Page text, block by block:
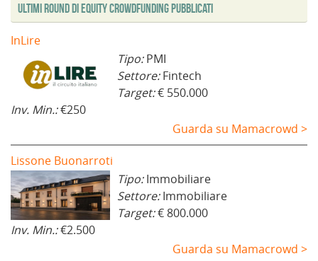
Ultimi Round di Equity Crowdfunding Pubblicati
InLire
Tipo:PMI
Settore:Fintech
Target:€ 550.000
Inv. Min.:€250
Guarda su Mamacrowd >
Lissone Buonarroti
Tipo:Immobiliare
Settore:Immobiliare
Target:€ 800.000
Inv. Min.:€2.500
Guarda su Mamacrowd >